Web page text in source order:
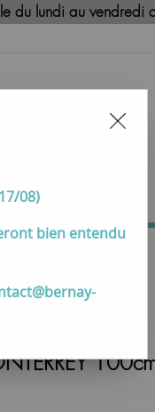
du lundi au
nous
08)
bien entendu